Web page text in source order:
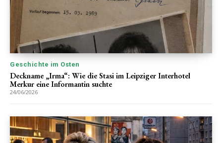
Geschichte im Osten
Deckname „Irma“: Wie die Stasi im Leipziger Interhotel
Merkur eine Informantin suchte
24/06/2026